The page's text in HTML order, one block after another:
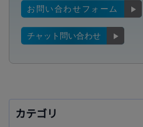
お問い合わせフォーム
チャット問い合わせ
カテゴリ